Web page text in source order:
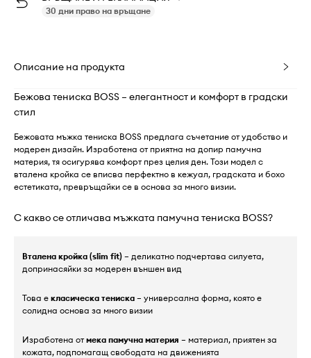
30 дни право на връщане
Описание на продукта
Бежова тениска BOSS – елегантност и комфорт в градски
стил
Бежовата мъжка тениска BOSS предлага съчетание от удобство и
модерен дизайн. Изработена от приятна на допир памучна
материя, тя осигурява комфорт през целия ден. Този модел с
вталена кройка се вписва перфектно в кежуал, градската и бохо
естетиката, превръщайки се в основа за много визии.
С какво се отличава мъжката памучна тениска BOSS?
Вталена кройка (slim fit) – деликатно подчертава силуета,
допринасяйки за модерен външен вид
Това е класическа тениска – универсална форма, която е
солидна основа за много визии
Изработена отмека памучна материя – материал, приятен за
кожата, подпомагащ свободата на движенията